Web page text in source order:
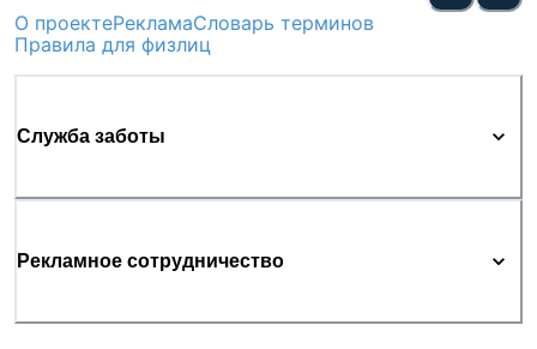
О проектеРекламаСловарь терминов
Правила для физлиц
Служба заботы
Рекламное сотрудничество